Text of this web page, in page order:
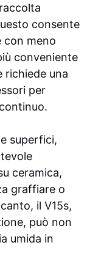
consente
con meno
conveniente
richiede una
per
superfici,
ceramica,
graffiare o
il V15s,
può non
umida in